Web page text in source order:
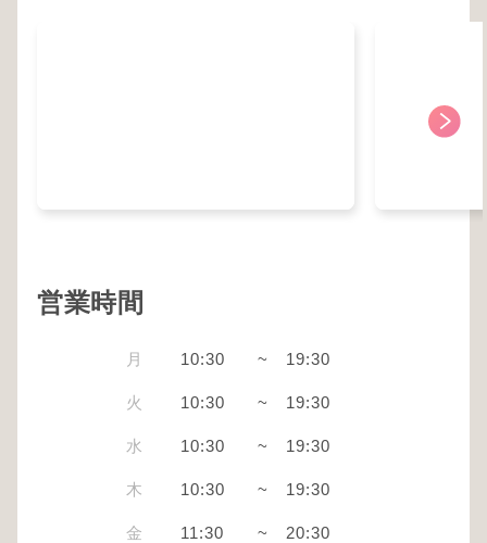
営業時間
月 10:30 ~ 19:30
火 10:30 ~ 19:30
水 10:30 ~ 19:30
木 10:30 ~ 19:30
金 11:30 ~ 20:30